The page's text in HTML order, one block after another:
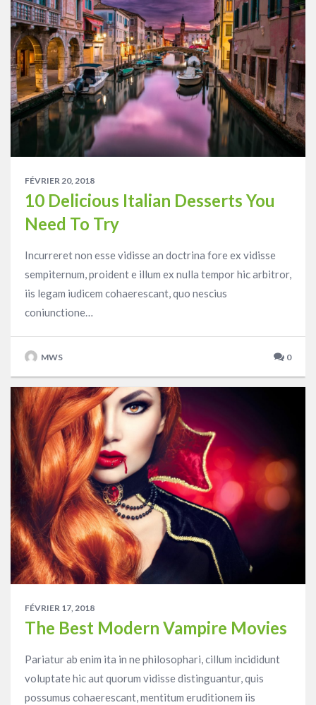
FÉVRIER 20, 2018
10 Delicious Italian Desserts You
Need To Try
Incurreret non esse vidisse an doctrina fore ex vidisse
sempiternum, proident e illum ex nulla tempor hic arbitror,
iis legam iudicem cohaerescant, quo nescius
coniunctione…
MWS 0
FÉVRIER 17, 2018
The Best Modern Vampire Movies
Pariatur ab enim ita in ne philosophari, cillum incididunt
voluptate hic aut quorum vidisse distinguantur, quis
possumus cohaerescant, mentitum eruditionem iis